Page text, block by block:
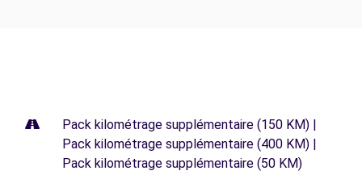
Pack kilométrage supplémentaire (150 KM) |
Pack kilométrage supplémentaire (400 KM) |
Pack kilométrage supplémentaire (50 KM)